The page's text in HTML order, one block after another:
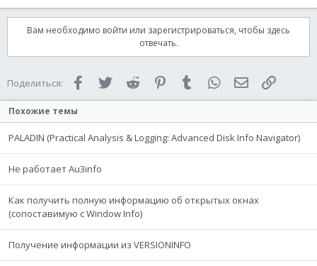
Вам необходимо войти или зарегистрироваться, чтобы здесь
отвечать.
Поделиться: FacebookTwitter Reddit PinterestTumblr WhatsAppЭлектронная
Похожие темы
PALADIN (Practical Analysis & Logging: Advanced Disk Info Navigator)
Не работает Au3info
Как получить полную информацию об открытых окнах
(cопоставимую с Window Info)
Получение информации из VERSIONINFO